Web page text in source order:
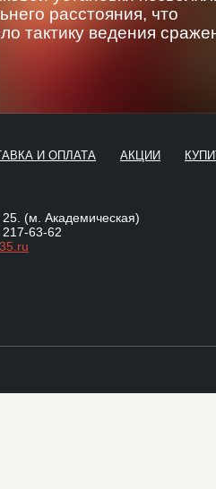
расстояния, что
тактику ведения
И ОПЛАТА АКЦИИ
(м. Академическая)
63-62